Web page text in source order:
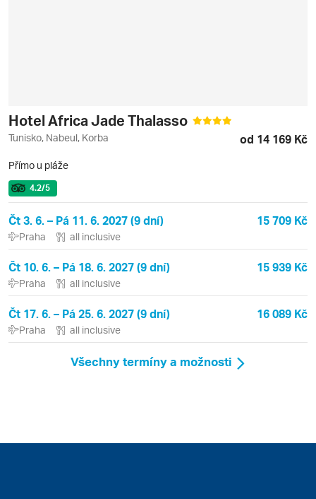
Hotel Africa Jade Thalasso
Tunisko, Nabeul, Korba od 14 169 Kč
Přímo u pláže
4.2/5
Čt 3. 6. – Pá 11. 6. 2027 (9 dní) 15 709 Kč
Praha all inclusive
Čt 10. 6. – Pá 18. 6. 2027 (9 dní) 15 939 Kč
Praha all inclusive
Čt 17. 6. – Pá 25. 6. 2027 (9 dní) 16 089 Kč
Praha all inclusive
Všechny termíny a možnosti